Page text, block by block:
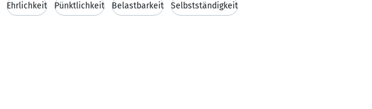
Ehrlichkeit Pünktlichkeit Belastbarkeit Selbstständigkeit